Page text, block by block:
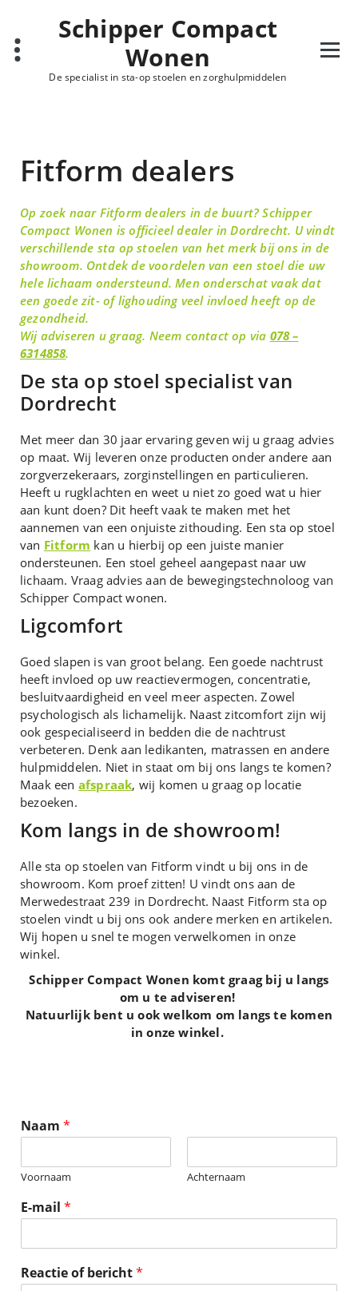
Schipper Compact
Wonen
De specialist in sta-op stoelen en zorghulpmiddelen
Fitform dealers
Op zoek naar Fitform dealers in de buurt? Schipper
Compact Wonen is officieel dealer in Dordrecht. U vindt
verschillende sta op stoelen van het merk bij ons in de
showroom. Ontdek de voordelen van een stoel die uw
hele lichaam ondersteund. Men onderschat vaak dat
een goede zit- of lighouding veel invloed heeft op de
gezondheid.
Wij adviseren u graag. Neem contact op via 078 –
6314858.
De sta op stoel specialist van
Dordrecht
Met meer dan 30 jaar ervaring geven wij u graag advies
op maat. Wij leveren onze producten onder andere aan
zorgverzekeraars, zorginstellingen en particulieren.
Heeft u rugklachten en weet u niet zo goed wat u hier
aan kunt doen? Dit heeft vaak te maken met het
aannemen van een onjuiste zithouding. Een sta op stoel
van Fitform kan u hierbij op een juiste manier
ondersteunen. Een stoel geheel aangepast naar uw
lichaam. Vraag advies aan de bewegingstechnoloog van
Schipper Compact wonen.
Ligcomfort
Goed slapen is van groot belang. Een goede nachtrust
heeft invloed op uw reactievermogen, concentratie,
besluitvaardigheid en veel meer aspecten. Zowel
psychologisch als lichamelijk. Naast zitcomfort zijn wij
ook gespecialiseerd in bedden die de nachtrust
verbeteren. Denk aan ledikanten, matrassen en andere
hulpmiddelen. Niet in staat om bij ons langs te komen?
Maak een afspraak, wij komen u graag op locatie
bezoeken.
Kom langs in de showroom!
Alle sta op stoelen van Fitform vindt u bij ons in de
showroom. Kom proef zitten! U vindt ons aan de
Merwedestraat 239 in Dordrecht. Naast Fitform sta op
stoelen vindt u bij ons ook andere merken en artikelen.
Wij hopen u snel te mogen verwelkomen in onze
winkel.
Schipper Compact Wonen komt graag bij u langs
om u te adviseren!
Natuurlijk bent u ook welkom om langs te komen
in onze winkel.
Naam *
Voornaam Achternaam
E-mail *
Reactie of bericht*